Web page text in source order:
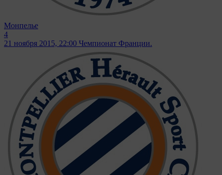
Монпелье
4
21 ноября 2015, 22:00 Чемпионат Франции.